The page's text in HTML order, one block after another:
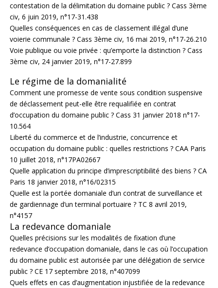
contestation de la délimitation du domaine public ? Cass 3ème
civ, 6 juin 2019, n°17-31.438
Quelles conséquences en cas de classement illégal d’une
voierie communale ? Cass 3ème civ, 16 mai 2019, n°17-26.210
Voie publique ou voie privée : qu’emporte la distinction ? Cass
3ème civ, 24 janvier 2019, n°17-27.899
Le régime de la domanialité
Comment une promesse de vente sous condition suspensive
de déclassement peut-elle être requalifiée en contrat
d’occupation du domaine public ? Cass 31 janvier 2018 n°17-
10.564
Liberté du commerce et de l’industrie, concurrence et
occupation du domaine public : quelles restrictions ? CAA Paris
10 juillet 2018, n°17PA02667
Quelle application du principe d’imprescriptibilité des biens ? CA
Paris 18 janvier 2018, n°16/02315
Quelle est la portée domaniale d’un contrat de surveillance et
de gardiennage d’un terminal portuaire ? TC 8 avril 2019,
n°4157
La redevance domaniale
Quelles précisions sur les modalités de fixation d’une
redevance d’occupation domaniale, dans le cas où l’occupation
du domaine public est autorisée par une délégation de service
public ? CE 17 septembre 2018, n°407099
Quels effets en cas d’augmentation injustifiée de la redevance